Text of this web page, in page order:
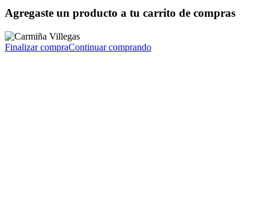
Agregaste un producto a tu carrito de compras
Finalizar compraContinuar comprando